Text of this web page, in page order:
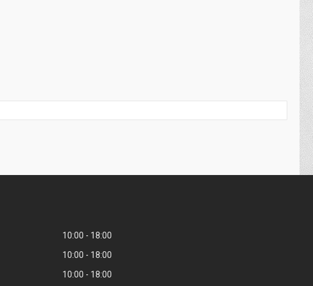
10:00
18:00
10:00
18:00
10:00
18:00